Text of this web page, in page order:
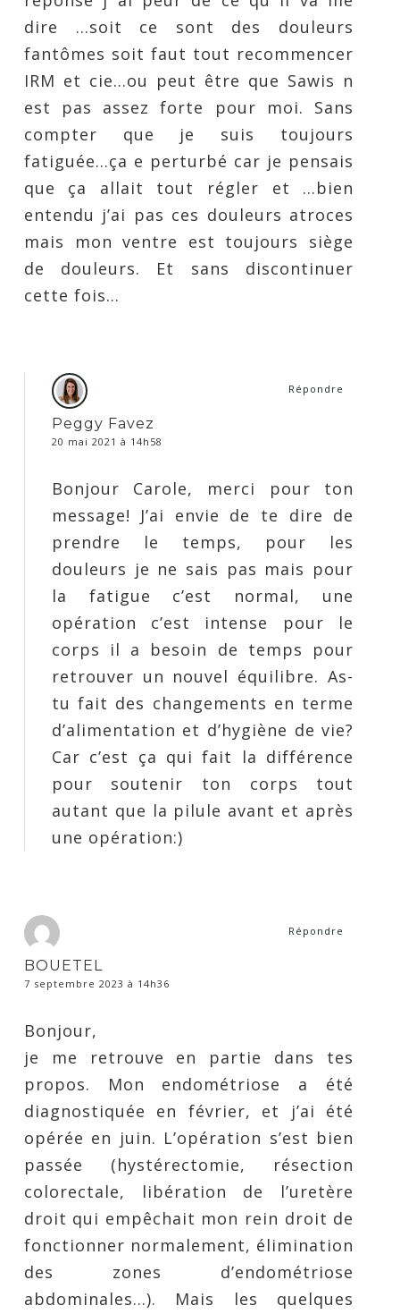
dire …soit ce sont des douleurs
fantômes soit faut tout recommencer
IRM et cie…ou peut être que Sawis n
est pas assez forte pour moi. Sans
compter que je suis toujours
fatiguée…ça e perturbé car je pensais
que ça allait tout régler et …bien
entendu j’ai pas ces douleurs atroces
mais mon ventre est toujours siège
de douleurs. Et sans discontinuer
cette fois…
Peggy Favez
20 mai 2021 à 14h58
Bonjour Carole, merci pour ton
message! J’ai envie de te dire de
prendre le temps, pour les
douleurs je ne sais pas mais pour
la fatigue c’est normal, une
opération c’est intense pour le
corps il a besoin de temps pour
retrouver un nouvel équilibre. As-
tu fait des changements en terme
d’alimentation et d’hygiène de vie?
Car c’est ça qui fait la différence
pour soutenir ton corps tout
autant que la pilule avant et après
une opération:)
Répondre
BOUETEL
7 septembre 2023 à 14h36
Bonjour,
je me retrouve en partie dans tes
propos. Mon endométriose a été
diagnostiquée en février, et j’ai été
opérée en juin. L’opération s’est bien
passée (hystérectomie, résection
colorectale, libération de l’uretère
droit qui empêchait mon rein droit de
fonctionner normalement, élimination
des zones d’endométriose
abdominales…). Mais les quelques
Répondre